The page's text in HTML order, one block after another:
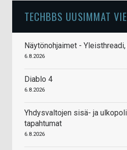
TECHBBS UUSIMMAT
Näytönohjaimet -
6.8.2026
Diablo 4
6.8.2026
Yhdysvaltojen sisä- ja
tapahtumat
6.8.2026